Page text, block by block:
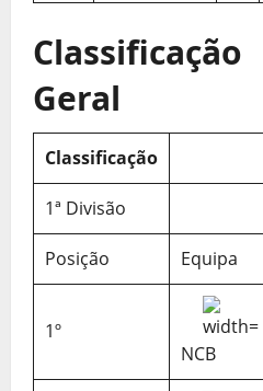
Classificação
Geral
Classificação
1ª Divisão
Posição Equipa
1º
NCB